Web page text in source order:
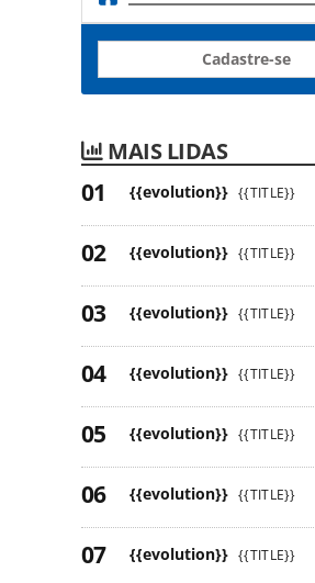
Cadastre-se
MAIS LIDAS
{{evolution}} {{TITLE}}
{{evolution}} {{TITLE}}
{{evolution}} {{TITLE}}
{{evolution}} {{TITLE}}
{{evolution}} {{TITLE}}
{{evolution}} {{TITLE}}
{{evolution}} {{TITLE}}